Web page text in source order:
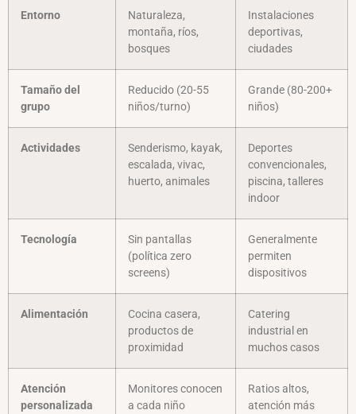
Entorno
Naturaleza,
montaña, ríos,
bosques
Instalaciones
deportivas,
ciudades
Tamaño del
grupo
Reducido (20-55
niños/turno)
Grande (80-200+
niños)
Actividades
Senderismo, kayak,
escalada, vivac,
huerto, animales
Deportes
convencionales,
piscina, talleres
indoor
Tecnología
Sin pantallas
(política zero
screens)
Generalmente
permiten
dispositivos
Alimentación
Cocina casera,
productos de
proximidad
Catering
industrial en
muchos casos
Atención
personalizada
Monitores conocen
a cada niño
Ratios altos,
atención más